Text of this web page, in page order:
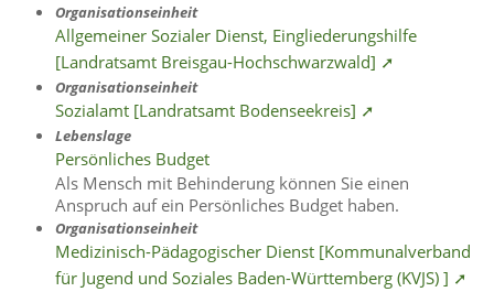
Organisationseinheit
Allgemeiner Sozialer Dienst, Eingliederungshilfe
[Landratsamt Breisgau-Hochschwarzwald] ➚
Organisationseinheit
Sozialamt [Landratsamt Bodenseekreis] ➚
Lebenslage
Persönliches Budget
Als Mensch mit Behinderung können Sie einen
Anspruch auf ein Persönliches Budget haben.
Organisationseinheit
Medizinisch-Pädagogischer Dienst [Kommunalverband
für Jugend und Soziales Baden-Württemberg (KVJS) ] ➚